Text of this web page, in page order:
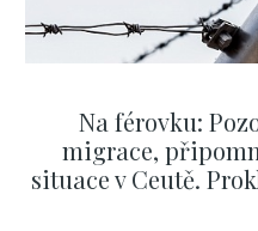
Na férovku:
migrace,
situace v Ceutě.